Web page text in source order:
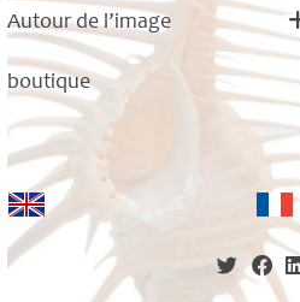
Autour de l’image
boutique